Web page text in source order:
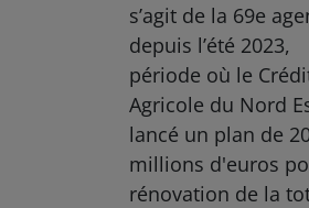
s’agit de la 69e
depuis l’été 2023,
période où le
Agricole du Nord
lancé un plan de
millions d'euros
rénovation de la